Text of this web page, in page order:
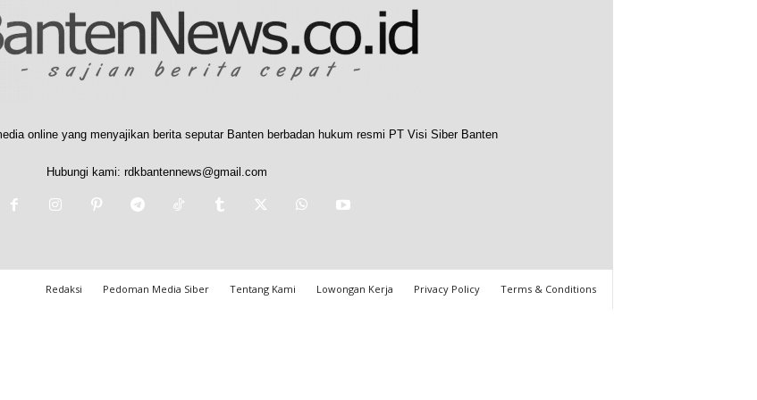
online yang menyajikan berita seputar Banten berbadan hukum resmi PT Visi Siber Banten
Hubungi kami: rdkbantennews@gmail.com
Redaksi Pedoman Media Siber Tentang Kami Lowongan Kerja Privacy Policy Terms & Conditions